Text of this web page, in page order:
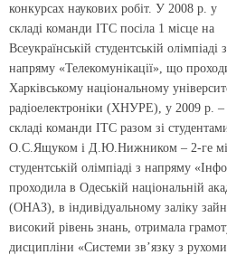
конкурсах наукових робіт. У 2008 р. у
складі команди ІТС посіла 1 місце на
Всеукраїнській студентській олімпіаді з
напряму «Телекомунікації», що
Харківському національному
радіоелектроніки (ХНУРЕ), у 2009 р. –
складі команди ІТС разом зі
О.С.Ящуком і Д.Ю.Нижником – 2-ге
студентській олімпіаді з напряму
проходила в Одеській національній
(ОНАЗ), в індивідуальному заліку
високий рівень знань, отримала
дисципліни «Системи зв’язку з